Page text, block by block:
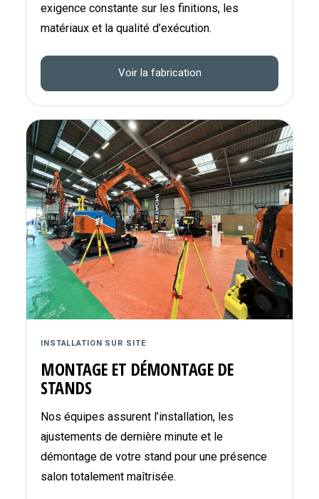
exigence constante sur les finitions, les
matériaux et la qualité d’exécution.
Voir la fabrication
INSTALLATION SUR SITE
MONTAGE ET DÉMONTAGE DE
STANDS
Nos équipes assurent l’installation, les
ajustements de dernière minute et le
démontage de votre stand pour une présence
salon totalement maîtrisée.